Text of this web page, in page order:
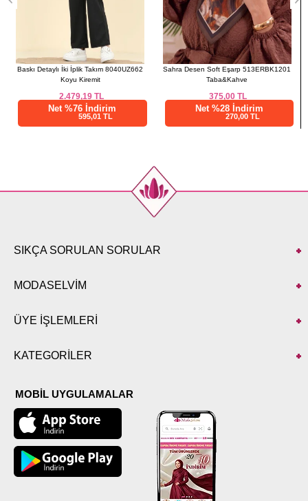
Sahra Desen Soft Eşarp 513ERBK1201
Taba&Kahve
375,00TL
Net %28 İndirim
270,00 TL
Yelekli 3 lü Aerobin Takım 2876SLK540 Haki
1.637,50TL
Net %28 İndirim
1179,00 TL
SIKÇA SORULAN SORULAR
MODASELVİM
ÜYE İŞLEMLERİ
KATEGORİLER
MOBİL UYGULAMALAR